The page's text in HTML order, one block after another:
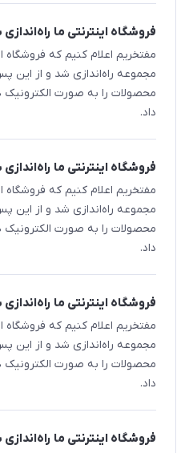
فروشگاه اینترنتی ما
مفتخریم اعلام کنیم که فروشگاه
مجموعه راه‌اندازی شد و از این
محصولات را به صورت الکترونیک
داد.
فروشگاه اینترنتی ما
مفتخریم اعلام کنیم که فروشگاه
مجموعه راه‌اندازی شد و از این
محصولات را به صورت الکترونیک
داد.
فروشگاه اینترنتی ما
مفتخریم اعلام کنیم که فروشگاه
مجموعه راه‌اندازی شد و از این
محصولات را به صورت الکترونیک
داد.
فروشگاه اینترنتی ما